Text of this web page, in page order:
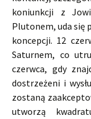
koniunkcji z
Plutonem, uda się
koncepcji. 12
Saturnem, co
czerwca, gdy
dostrzeżeni i
zostaną
utworzą